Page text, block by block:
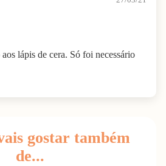
lápis de cera. Só foi necessário
gostar também
de...